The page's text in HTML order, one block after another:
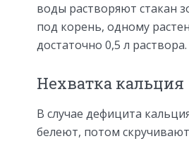
воды растворяют стакан
под корень, одному
достаточно 0,5 л раствора.
Нехватка кальция
В случае дефицита
белеют, потом